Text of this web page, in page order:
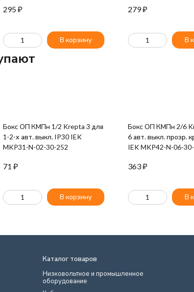
295₽
В корзину
279₽
В
Бокс ОП КМПн 1/2 Krepta 3 для
1-2-х авт. выкл. IP30 IEK
MKP31-N-02-30-252
71 ₽
В корзину
Бокс ОП КМПн 2/6
6 авт. выкл. прозр.
IEK MKP42-N-06-
363₽
В
Каталог товаров
Низковольтное и промышленное
оборудование